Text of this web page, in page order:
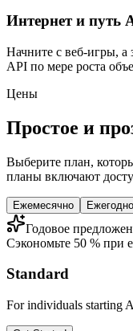
Интернет и путь
Начните с веб-игры, а
API по мере роста
Цены
Простое и
Выберите план,
планы включают
Ежемесячно Ежегодно
Годовое
Сэкономьте 50 % при
Standard
For individuals starting